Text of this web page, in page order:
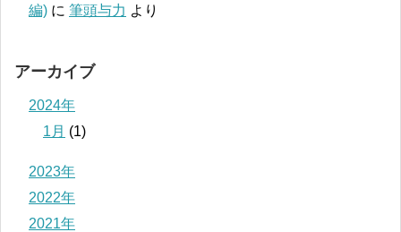
編) に 筆頭与力 より
アーカイブ
2024年
1月 (1)
2023年
2022年
2021年